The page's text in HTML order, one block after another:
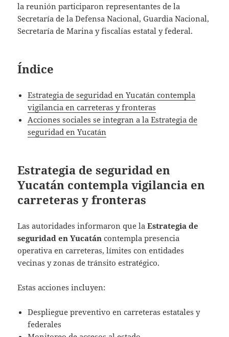
la reunión participaron representantes de la
Secretaría de la Defensa Nacional, Guardia Nacional,
Secretaría de Marina y fiscalías estatal y federal.
Índice
Estrategia de seguridad en Yucatán contempla
vigilancia en carreteras y fronteras
Acciones sociales se integran a la Estrategia de
seguridad en Yucatán
Estrategia de seguridad en
Yucatán contempla vigilancia en
carreteras y fronteras
Las autoridades informaron que laEstrategia de
seguridad en Yucatán contempla presencia
operativa en carreteras, límites con entidades
vecinas y zonas de tránsito estratégico.
Estas acciones incluyen:
Despliegue preventivo en carreteras estatales y
federales